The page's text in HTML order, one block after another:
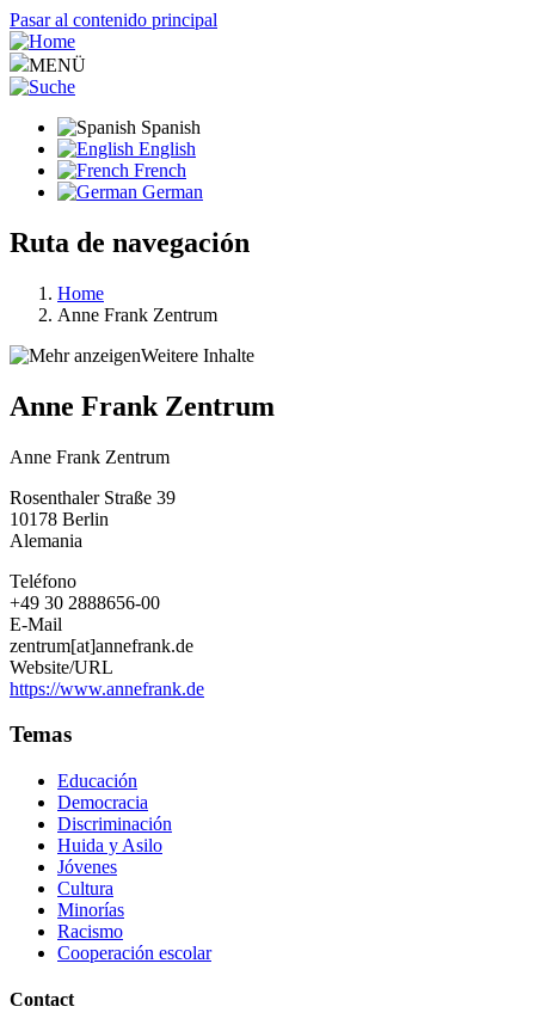
Pasar al contenido principal
MENÜ
Spanish
English
French
German
Ruta de navegación
Home
Anne Frank Zentrum
Weitere Inhalte
Anne Frank Zentrum
Anne Frank Zentrum
Rosenthaler Straße 39
10178 Berlin
Alemania
Teléfono
+49 30 2888656-00
E-Mail
zentrum[at]annefrank.de
Website/URL
https://www.annefrank.de
Temas
Educación
Democracia
Discriminación
Huida y Asilo
Jóvenes
Cultura
Minorías
Racismo
Cooperación escolar
Contact